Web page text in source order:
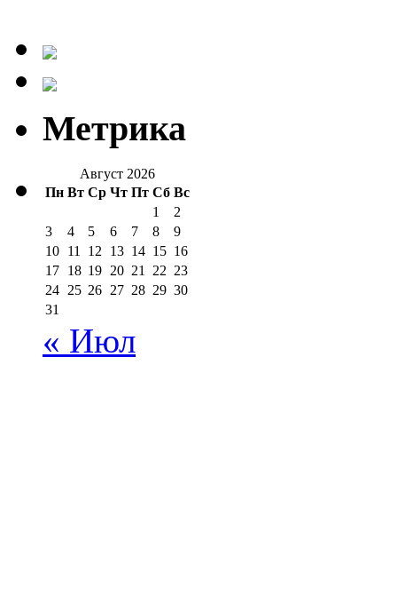
Метрика
Август 2026
Пн Вт Ср Чт Пт Сб Вс
1
2
3
4 5 6 7 8
9
10 11 12 13 14 15 16
17 18 19 20 21 22 23
24 25 26 27 28 29 30
31
« Июл